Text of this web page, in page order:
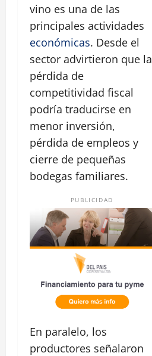
vino es una de las
principales actividades
económicas. Desde el
sector advirtieron que la
pérdida de
competitividad fiscal
podría traducirse en
menor inversión,
pérdida de empleos y
cierre de pequeñas
bodegas familiares.
PUBLICIDAD
En paralelo, los
productores señalaron